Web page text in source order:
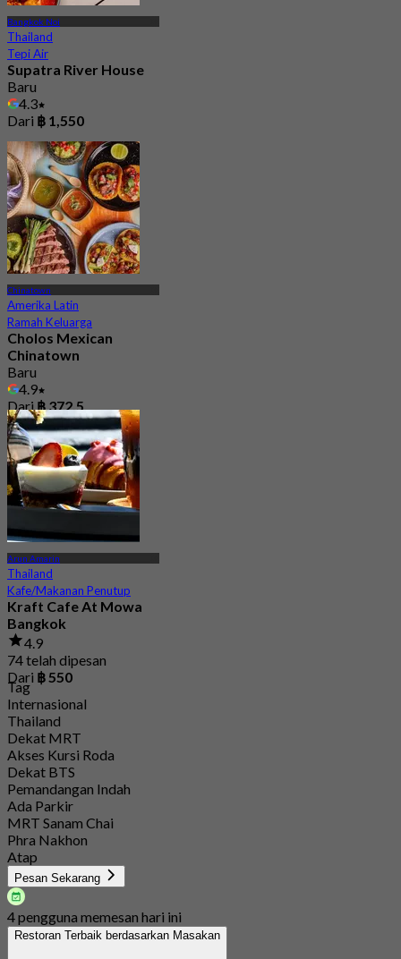
Bangkok Noi
Thailand
Tepi Air
Supatra River House
Baru
4.3
Dari ฿ 1,550
Chinatown
Amerika Latin
Ramah Keluarga
Cholos Mexican
Chinatown
Baru
4.9
Dari ฿ 372.5
Arun Amarin
Thailand
Kafe/Makanan Penutup
Kraft Cafe At Mowa
Bangkok
4.9
74 telah dipesan
Dari ฿ 550
Tag
Internasional
Thailand
Dekat MRT
Akses Kursi Roda
Dekat BTS
Pemandangan Indah
Ada Parkir
MRT Sanam Chai
Phra Nakhon
Atap
Pesan Sekarang
4 pengguna memesan hari ini
Restoran Terbaik berdasarkan Masakan